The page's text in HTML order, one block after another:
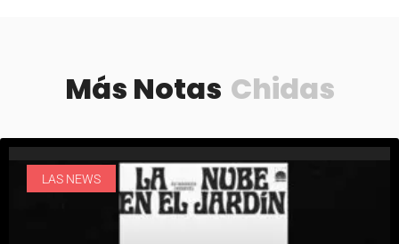
Más Notas Chidas
LAS NEWS